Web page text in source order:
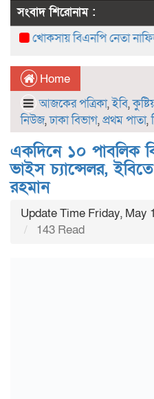
সংবাদ শিরোনাম :
খোকসায় বিএনপি নেতা নাফিজ
Home
আজকের পত্রিকা,ইবি,
নিউজ,ঢাকা বিভাগ,প্রথম পাতা,
একদিনে ১০ পাবলিক
ভাইস চ্যান্সেলর,
রহমান
Update Time Friday, May
143 Read